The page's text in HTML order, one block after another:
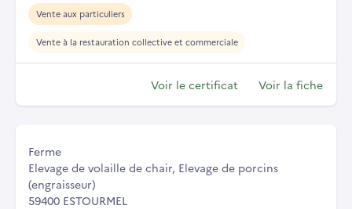
Vente aux particuliers
Vente à la restauration collective et commerciale
Voir le certificat Voir la fiche
Ferme
Elevage de volaille de chair, Elevage de porcins
(engraisseur)
59400 ESTOURMEL